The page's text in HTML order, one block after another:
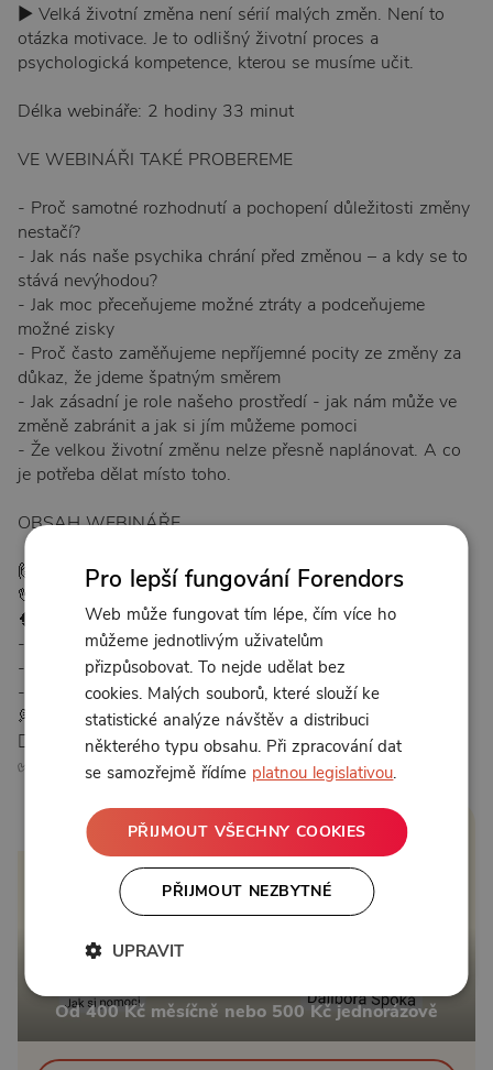
▶︎ Velká životní změna není sérií malých změn. Není to
otázka motivace. Je to odlišný životní proces a
psychologická kompetence, kterou se musíme učit.
Délka webináře: 2 hodiny 33 minut
VE WEBINÁŘI TAKÉ PROBEREME
- Proč samotné rozhodnutí a pochopení důležitosti změny
nestačí?
- Jak nás naše psychika chrání před změnou – a kdy se to
stává nevýhodou?
- Jak moc přeceňujeme možné ztráty a podceňujeme
možné zisky
- Proč často zaměňujeme nepříjemné pocity ze změny za
důkaz, že jdeme špatným směrem
- Jak zásadní je role našeho prostředí - jak nám může ve
změně zabránit a jak si jím můžeme pomoci
- Že velkou životní změnu nelze přesně naplánovat. A co
je potřeba dělat místo toho.
OBSAH WEBINÁŘE
🙋🏻 1. Typy životních změn a velká vnitřní změna
🖖 2. Proč se paní Vávrová nerozvedla?
🧠 3. Změna není v naší povaze
- a) evolučně
- b) kognitivně
- c) sociálně a kulturně
💭 4. O změně máme nesprávné představy
🏋️‍♀️ 5. Změnu neumíme
✅ 6. Jak si pomoci
2:33:25
Od 400 Kč měsíčně nebo 500 Kč jednorázově
Pro lepší fungování Forendors
Web může fungovat tím lépe, čím více ho
můžeme jednotlivým uživatelům
přizpůsobovat. To nejde udělat bez
cookies. Malých souborů, které slouží ke
statistické analýze návštěv a distribuci
některého typu obsahu. Při zpracování dat
se samozřejmě řídíme platnou legislativou.
PŘIJMOUT VŠECHNY COOKIES
PŘIJMOUT NEZBYTNÉ
UPRAVIT